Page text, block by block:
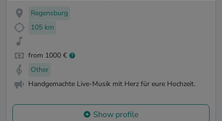
Regensburg
105 km
from 1000 €
Other
Handgemachte Live-Musik mit Herz für eure Hochzeit.
Show profile